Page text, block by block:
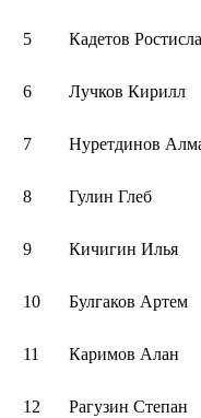
5 Кадетов
6 Лучков Кирилл
7 Нуретдинов
8 Гулин Глеб
9 Кичигин Илья
10 Булгаков Артем
11 Каримов Алан
12 Рагузин Степан